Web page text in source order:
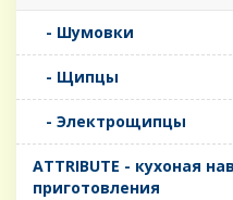
- Шумовки
- Щипцы
- Электрощипцы
ATTRIBUTE - кухоная
приготовления